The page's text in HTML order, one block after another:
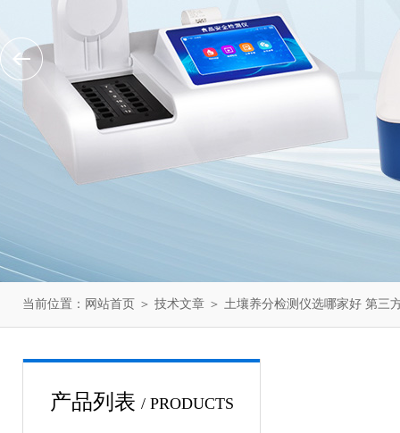
当前位置： 网站首页 ＞ 技术文章 ＞ 土壤养分检测仪选哪家好 第三
产品列表 / PRODUCTS